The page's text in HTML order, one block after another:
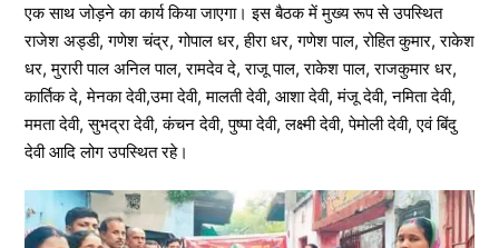
एक साथ जोड़ने का कार्य किया जाएगा। इस बैठक में मुख्य रूप से उपस्थित
राजेश अड्डी, गणेश चंद्र, गोपाल धर, हीरा धर, गणेश पाल, रोहित कुमार, राकेश
धर, मुरारी पाल अनिल पाल, रामदेव दे, राजू पाल, राकेश पाल, राजकुमार धर,
कार्तिक दे, मेनका देवी,उमा देवी, मालती देवी, आशा देवी, मंजू देवी, नमिता देवी,
ममता देवी, सुभद्रा देवी, कंचन देवी, पुष्पा देवी, लक्ष्मी देवी, पेमोली देवी, एवं बिंदु
देवी आदि लोग उपस्थित रहे।